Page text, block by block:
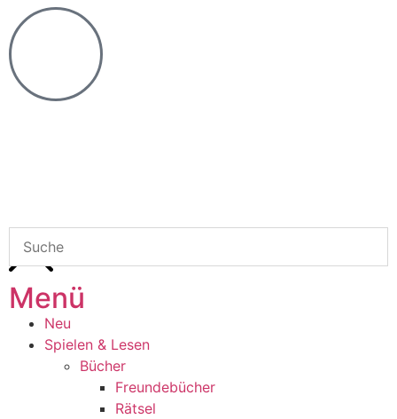
Menü
Neu
Spielen & Lesen
Bücher
Freundebücher
Rätsel